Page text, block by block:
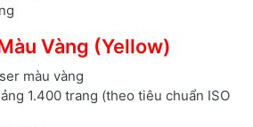
Vàng (Yellow)
màu vàng
1.400 trang (theo tiêu chuẩn ISO